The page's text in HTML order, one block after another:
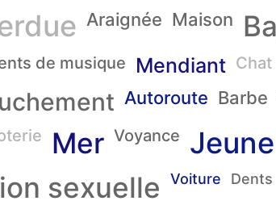
Araignée Maison
de musique Mendiant Chat
Autoroute Barbe
Mer Voyance
sexuelle Voiture Dents